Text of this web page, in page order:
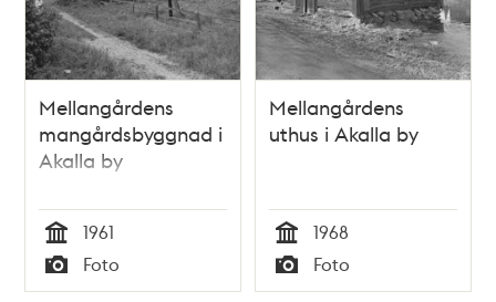
Mellangårdens
mangårdsbyggnad i
Akalla by
Tid
1961
Typ
Foto
Mellangårdens
uthus i Akalla by
Tid
1968
Typ
Foto